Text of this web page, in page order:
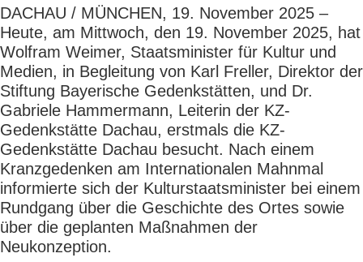
DACHAU / MÜNCHEN, 19. November 2025 –
Heute, am Mittwoch, den 19. November 2025, hat
Wolfram Weimer, Staatsminister für Kultur und
Medien, in Begleitung von Karl Freller, Direktor der
Stiftung Bayerische Gedenkstätten, und Dr.
Gabriele Hammermann, Leiterin der KZ-
Gedenkstätte Dachau, erstmals die KZ-
Gedenkstätte Dachau besucht. Nach einem
Kranzgedenken am Internationalen Mahnmal
informierte sich der Kulturstaatsminister bei einem
Rundgang über die Geschichte des Ortes sowie
über die geplanten Maßnahmen der
Neukonzeption.